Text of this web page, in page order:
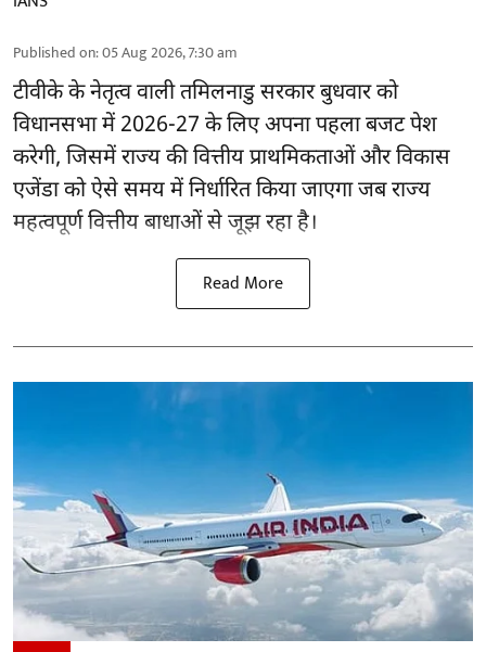
Published on:05 Aug 2026, 7:30 am
टीवीके के नेतृत्व वालीतमिलनाडु सरकारबुधवार को
विधानसभा में 2026-27 के लिए अपना पहला बजट पेश
करेगी, जिसमें राज्य की वित्तीय प्राथमिकताओं और विकास
एजेंडा को ऐसे समय में निर्धारित किया जाएगा जब राज्य
महत्वपूर्ण वित्तीय बाधाओं से जूझ रहा है।
Read More